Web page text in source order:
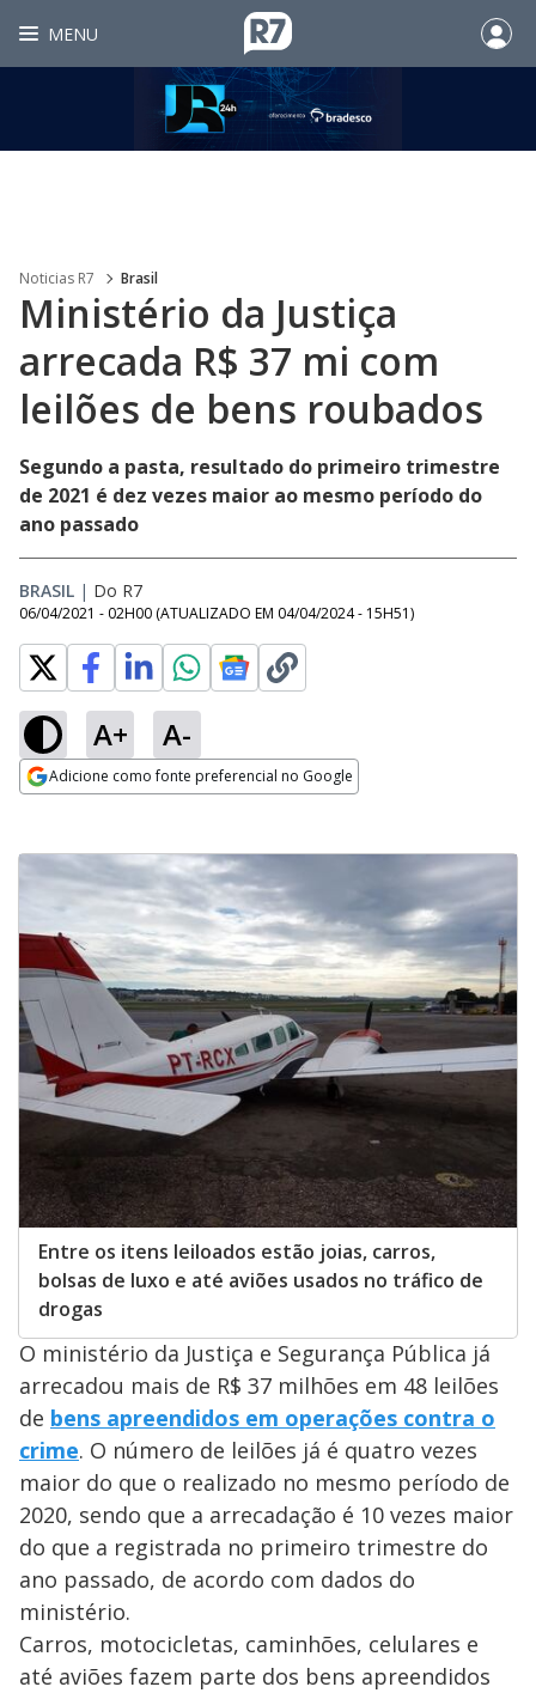
MENU
Noticias R7 Brasil
Ministério da Justiça
arrecada R$ 37 mi com
leilões de bens roubados
Segundo a pasta, resultado do primeiro trimestre
de 2021 é dez vezes maior ao mesmo período do
ano passado
BRASIL | Do R7
06/04/2021 - 02H00 (ATUALIZADO EM 04/04/2024 - 15H51)
A+ A-
Adicione como fonte preferencial no Google
Entre os itens leiloados estão joias, carros,
bolsas de luxo e até aviões usados no tráfico de
drogas
O ministério da Justiça e Segurança Pública já
arrecadou mais de R$ 37 milhões em 48 leilões
de bens apreendidos em operações contra o
crime. O número de leilões já é quatro vezes
maior do que o realizado no mesmo período de
2020, sendo que a arrecadação é 10 vezes maior
do que a registrada no primeiro trimestre do
ano passado, de acordo com dados do
ministério.
Carros, motocicletas, caminhões, celulares e
até aviões fazem parte dos bens apreendidos